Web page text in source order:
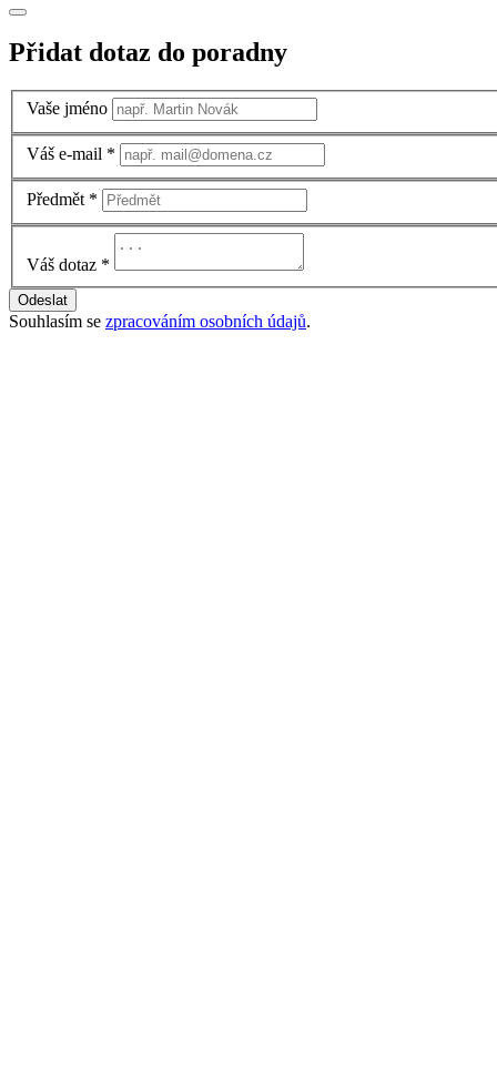
Přidat dotaz do poradny
Vaše jméno
Váš e-mail *
Předmět *
Váš dotaz *
Odeslat
Souhlasím se zpracováním osobních údajů.